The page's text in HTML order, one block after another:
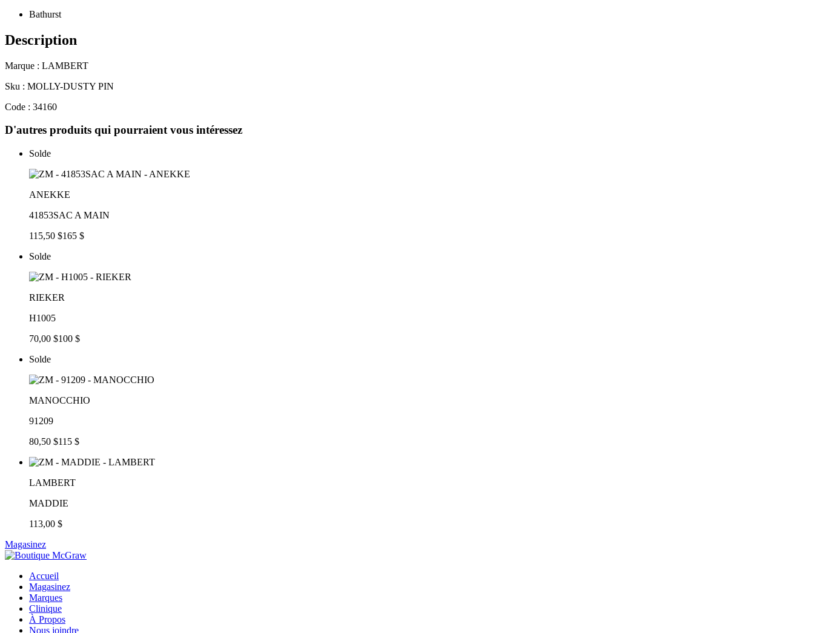
Bathurst
Description
Marque : LAMBERT
Sku : MOLLY-DUSTY PIN
Code : 34160
D'autres produits qui pourraient vous intéressez
Solde
ANEKKE
41853SAC A MAIN
115,50 $165 $
Solde
RIEKER
H1005
70,00 $100 $
Solde
MANOCCHIO
91209
80,50 $115 $
LAMBERT
MADDIE
113,00 $
Magasinez
Accueil
Magasinez
Marques
Clinique
À Propos
Nous joindre